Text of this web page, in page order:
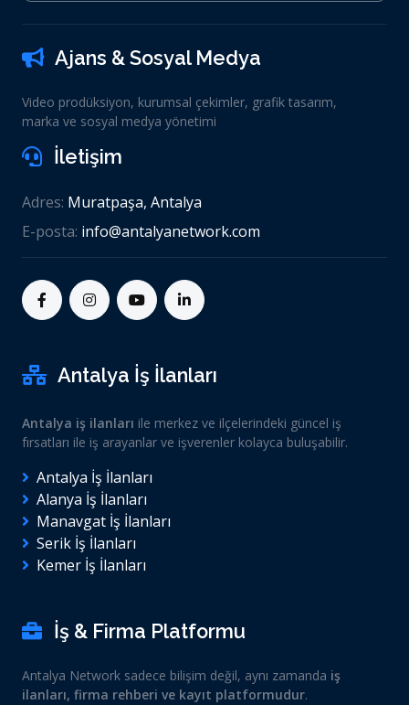
Ajans & Sosyal Medya
Video prodüksiyon, kurumsal çekimler, grafik tasarım,
marka ve sosyal medya yönetimi
İletişim
Adres: Muratpaşa, Antalya
E-posta: info@antalyanetwork.com
Antalya İş İlanları
Antalya iş ilanları ile merkez ve ilçelerindeki güncel iş
fırsatları ile iş arayanlar ve işverenler kolayca buluşabilir.
Antalya İş İlanları
Alanya İş İlanları
Manavgat İş İlanları
Serik İş İlanları
Kemer İş İlanları
İş & Firma Platformu
Antalya Network sadece bilişim değil, aynı zamanda iş
ilanları, firma rehberi ve kayıt platformudur.